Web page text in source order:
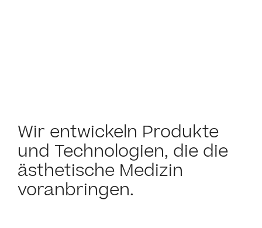
Wir entwickeln Produkte
und Technologien, die die
ästhetische Medizin
voranbringen.